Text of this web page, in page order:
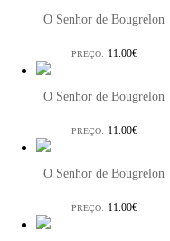
O Senhor de Bougrelon
PREÇO: 11.00€
O Senhor de Bougrelon
PREÇO: 11.00€
O Senhor de Bougrelon
PREÇO: 11.00€